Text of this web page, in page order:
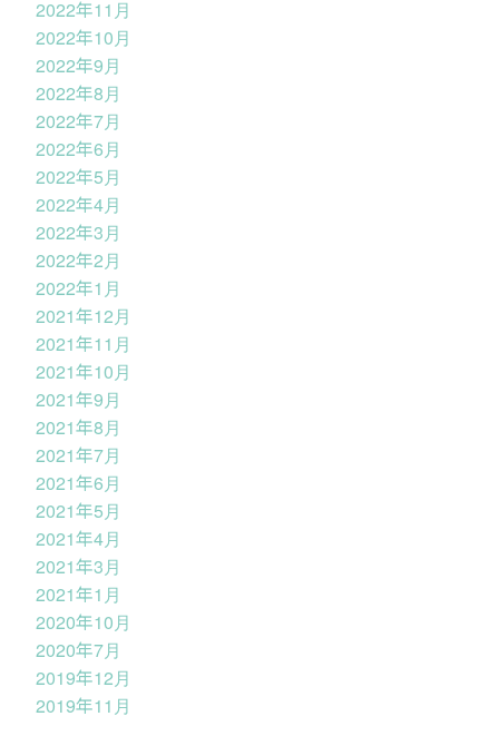
2022年11月
2022年10月
2022年9月
2022年8月
2022年7月
2022年6月
2022年5月
2022年4月
2022年3月
2022年2月
2022年1月
2021年12月
2021年11月
2021年10月
2021年9月
2021年8月
2021年7月
2021年6月
2021年5月
2021年4月
2021年3月
2021年1月
2020年10月
2020年7月
2019年12月
2019年11月